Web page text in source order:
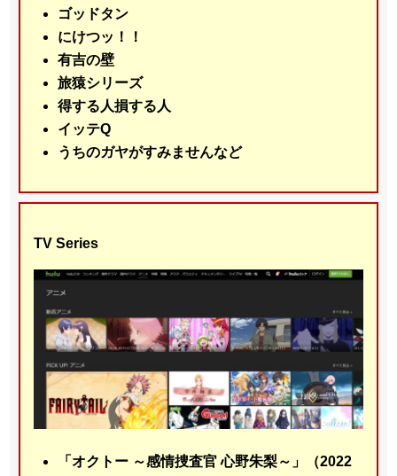
ゴッドタン
にけつッ！！
有吉の壁
旅猿シリーズ
得する人損する人
イッテQ
うちのガヤがすみませんなど
TV Series
「オクトー ～感情捜査官 心野朱梨～」（2022